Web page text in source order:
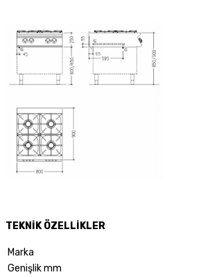
TEKNİK ÖZELLİKLER
Marka
Genişlik mm